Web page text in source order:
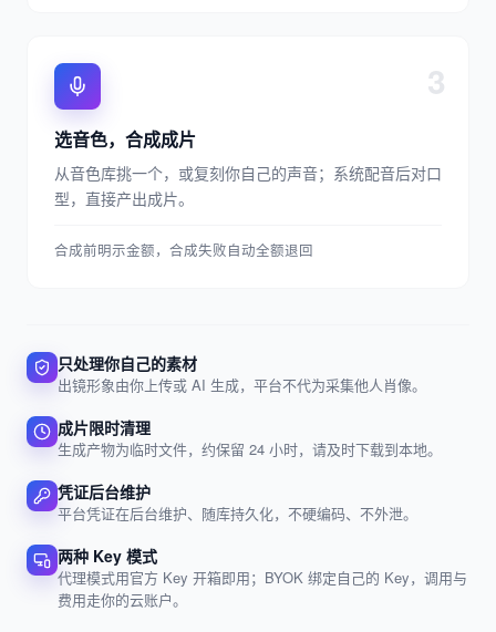
3
选音色，合成成片
从音色库挑一个，或复刻你自己的声音；系统配音后对口
型，直接产出成片。
合成前明示金额，合成失败自动全额退回
只处理你自己的素材
出镜形象由你上传或 AI 生成，平台不代为采集他人肖像。
成片限时清理
生成产物为临时文件，约保留 24 小时，请及时下载到本地。
凭证后台维护
平台凭证在后台维护、随库持久化，不硬编码、不外泄。
两种 Key 模式
代理模式用官方 Key 开箱即用；BYOK 绑定自己的 Key，调用与
费用走你的云账户。